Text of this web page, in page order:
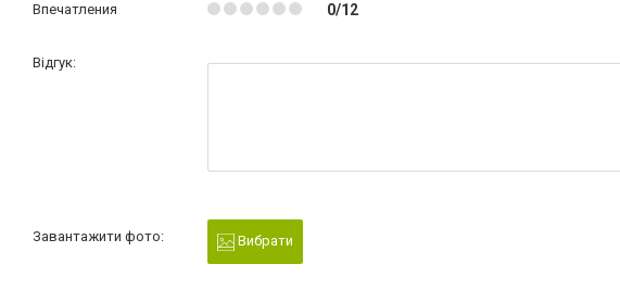
Впечатления 0/12
Відгук:
Завантажити фото: Вибрати